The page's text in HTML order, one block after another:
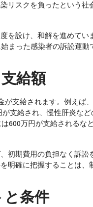
リスクを負ったという社
を設け、和解を進めてい
まった感染者の訴訟運動
給額
支給されます。例えば
支給され、慢性肝炎な
600万円が支給されるな
初期費用の負担なく訴訟
明確に把握することは、
と条件